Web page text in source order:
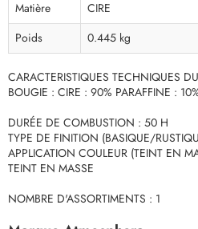
Matière
CIRE
Poids
0.445 kg
CARACTERISTIQUES TECHNIQUES
BOUGIE : CIRE : 90% PARAFFINE :
DURÉE DE COMBUSTION : 50 H
TYPE DE FINITION (BASIQUE/
APPLICATION COULEUR (TEINT EN
TEINT EN MASSE
NOMBRE D'ASSORTIMENTS : 1